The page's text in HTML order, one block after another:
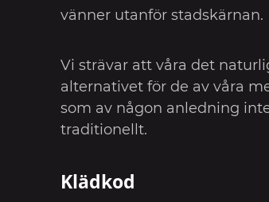
vänner utanför stadskärnan.
Vi strävar att våra det
alternativet för de av våra
som av någon anledning
traditionellt.
Klädkod